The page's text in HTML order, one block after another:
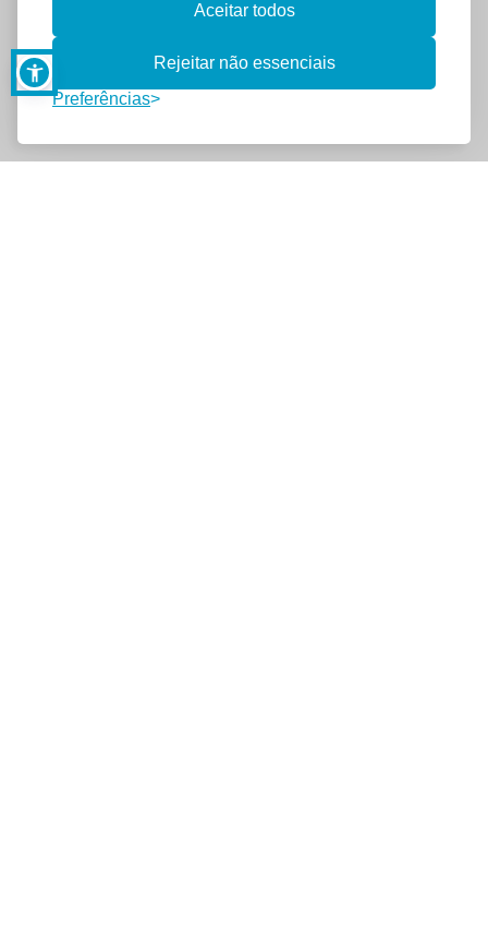
Aceitar todos
Rejeitar não essenciais
Preferências